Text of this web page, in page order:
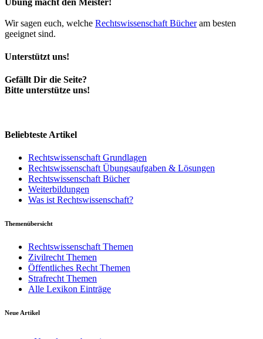
Wir sagen euch, welche Rechtswissenschaft Bücheram besten
geeignet sind.
Unterstützt uns!
Gefällt Dir die Seite?
Bitte unterstütze uns!
Beliebteste Artikel
Rechtswissenschaft Grundlagen
Rechtswissenschaft Übungsaufgaben & Lösungen
Rechtswissenschaft Bücher
Weiterbildungen
Was ist Rechtswissenschaft?
Themenübersicht
Rechtswissenschaft Themen
Zivilrecht Themen
Öffentliches Recht Themen
Strafrecht Themen
Alle Lexikon Einträge
Neue Artikel